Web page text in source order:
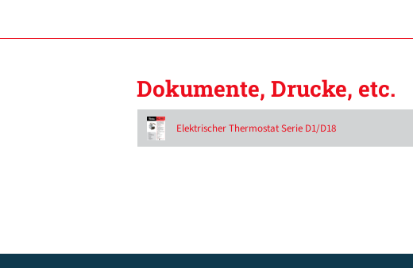
Dokumente, Drucke, etc.
Elektrischer Thermostat Serie D1/D18